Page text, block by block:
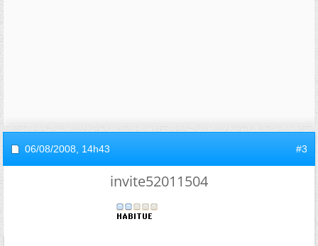
06/08/2008, 14h43 #3
invite52011504